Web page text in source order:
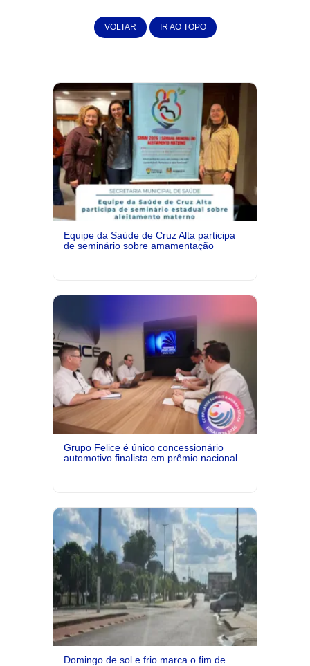
VOLTAR IR AO TOPO
Equipe da Saúde de Cruz Alta participa
de seminário sobre amamentação
Grupo Felice é único concessionário
automotivo finalista em prêmio nacional
Domingo de sol e frio marca o fim de